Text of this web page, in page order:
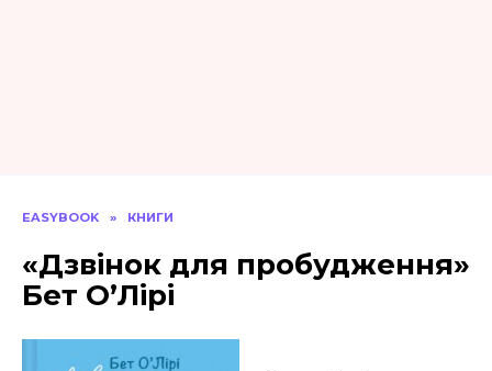
EASYBOOK » КНИГИ
«Дзвінок для пробудження»
Бет О’Лірі